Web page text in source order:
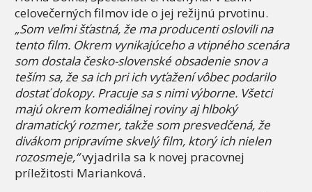
celovečerných filmov ide o jej režijnú prvotinu.
„Som veľmi šťastná, že ma producenti oslovili na
tento film. Okrem vynikajúceho a vtipného scenára
som dostala česko-slovenské obsadenie snov a
teším sa, že sa ich pri ich vyťažení vôbec podarilo
dostať dokopy. Pracuje sa s nimi výborne. Všetci
majú okrem komediálnej roviny aj hlboký
dramatický rozmer, takže som presvedčená, že
divákom pripravíme skvelý film, ktorý ich nielen
rozosmeje,“vyjadrila sa k novej pracovnej
príležitosti Marianková.